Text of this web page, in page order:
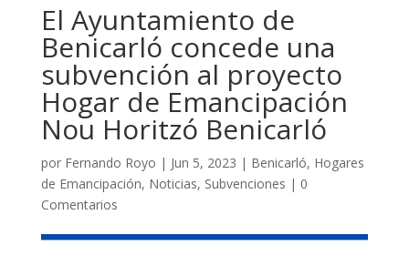
El Ayuntamiento de
Benicarló concede una
subvención al proyecto
Hogar de Emancipación
Nou Horitzó Benicarló
por Fernando Royo | Jun 5, 2023 | Benicarló, Hogares
de Emancipación, Noticias, Subvenciones | 0
Comentarios